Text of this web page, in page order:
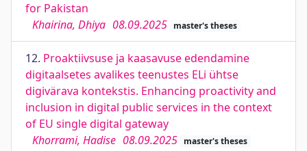
for Pakistan
Khairina, Dhiya 08.09.2025 master's theses
12. Proaktiivsuse ja kaasavuse edendamine
digitaalsetes avalikes teenustes ELi ühtse
digivärava kontekstis. Enhancing proactivity and
inclusion in digital public services in the context
of EU single digital gateway
Khorrami, Hadise 08.09.2025 master's theses